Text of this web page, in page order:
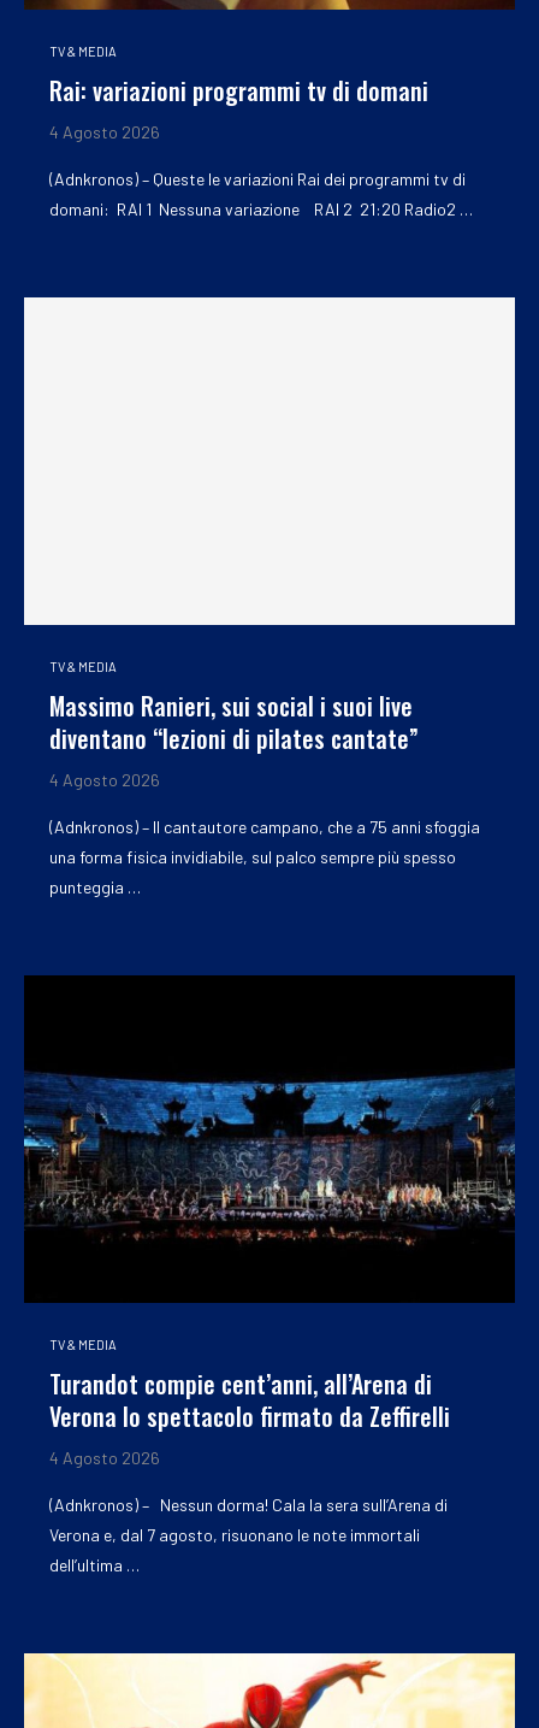
TV & MEDIA
Rai: variazioni programmi tv di domani
4 Agosto 2026
(Adnkronos) – Queste le variazioni Rai dei programmi tv di
domani: RAI 1 Nessuna variazione RAI 2 21:20 Radio2 …
TV & MEDIA
Massimo Ranieri, sui social i suoi live
diventano “lezioni di pilates cantate”
4 Agosto 2026
(Adnkronos) – Il cantautore campano, che a 75 anni sfoggia
una forma fisica invidiabile, sul palco sempre più spesso
punteggia …
TV & MEDIA
Turandot compie cent’anni, all’Arena di
Verona lo spettacolo firmato da Zeffirelli
4 Agosto 2026
(Adnkronos) – Nessun dorma! Cala la sera sull’Arena di
Verona e, dal 7 agosto, risuonano le note immortali
dell’ultima …